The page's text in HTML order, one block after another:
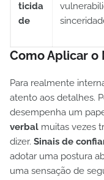
ticida
de
Como Aplicar o
Para realmente
atento aos detalhes.
desempenha um
verbal muitas vezes
dizer. Sinais de
adotar uma postura
uma sensação de